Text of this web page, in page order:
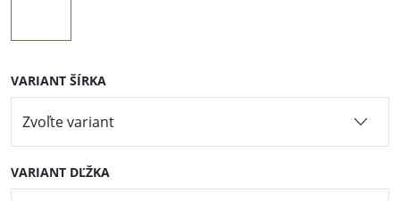
VARIANT ŠÍRKA
VARIANT DĽŽKA